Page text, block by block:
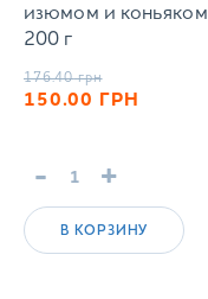
изюмом и коньяком
200 г
176.40 грн
150.00 ГРН
- +
В КОРЗИНУ